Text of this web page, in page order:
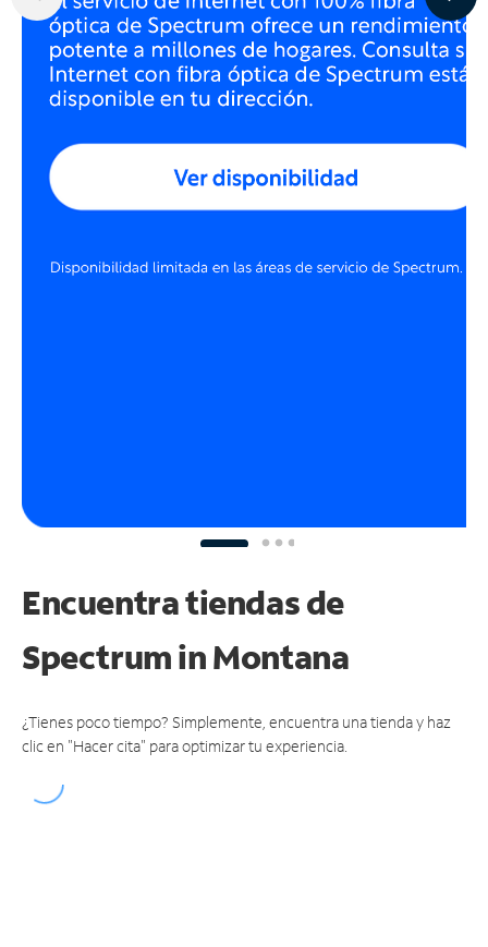
Encuentra tiendas de
Spectrumin Montana
¿Tienes poco tiempo? Simplemente, encuentra una tienda y haz
clic en "Hacer cita" para optimizar tu experiencia.